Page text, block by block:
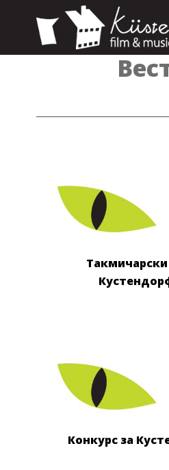
Конкурс за